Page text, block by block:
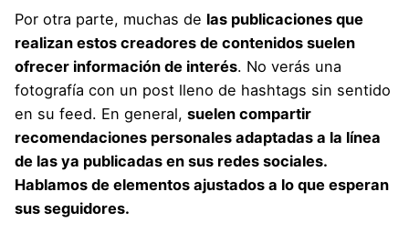
Por otra parte, muchas de las publicaciones que
realizan estos creadores de contenidos suelen
ofrecer información de interés. No verás una
fotografía con un post lleno de hashtags sin sentido
en su feed. En general, suelen compartir
recomendaciones personales adaptadas a la línea
de las ya publicadas en sus redes sociales.
Hablamos de elementos ajustados a lo que esperan
sus seguidores.